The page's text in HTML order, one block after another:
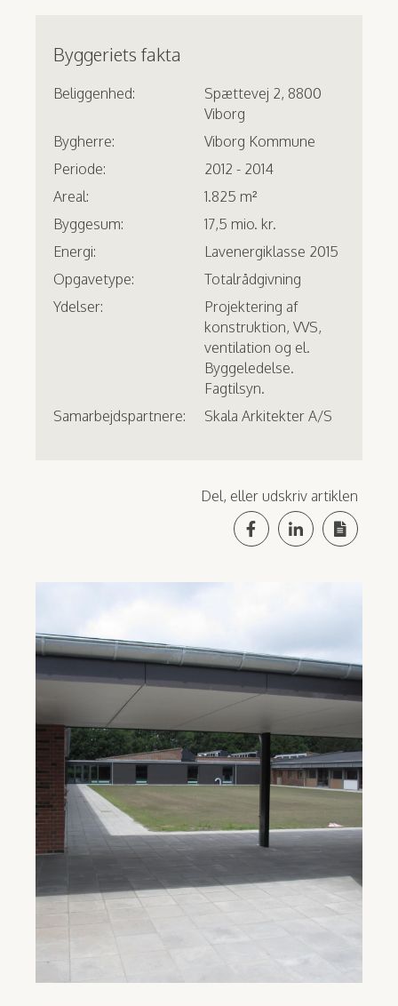
Byggeriets fakta
Beliggenhed:
Spættevej 2, 8800
Viborg
Bygherre:
Viborg Kommune
Periode:
2012 - 2014
Areal:
1.825 m²
Byggesum:
17,5 mio. kr.
Energi:
Lavenergiklasse 2015
Opgavetype:
Totalrådgivning
Ydelser:
Projektering af
konstruktion, VVS,
ventilation og el.
Byggeledelse.
Fagtilsyn.
Samarbejdspartnere:
Skala Arkitekter A/S
Del, eller udskriv artiklen